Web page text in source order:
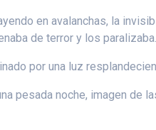
en avalanchas, la
de terror y los paralizaba.
por una luz
pesada noche, imagen de